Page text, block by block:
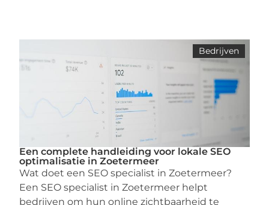
Bedrijven
Een complete handleiding voor lokale SEO
optimalisatie in Zoetermeer
Wat doet een SEO specialist in Zoetermeer?
Een SEO specialist in Zoetermeer helpt
bedrijven om hun online zichtbaarheid te